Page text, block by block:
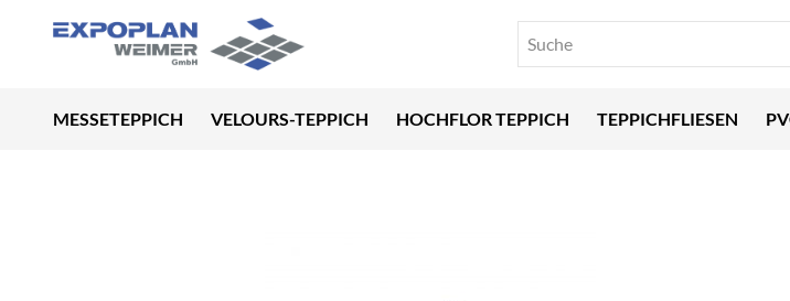
MESSETEPPICH VELOURS-TEPPICH HOCHFLOR TEPPICH TEPPICHFLIESEN